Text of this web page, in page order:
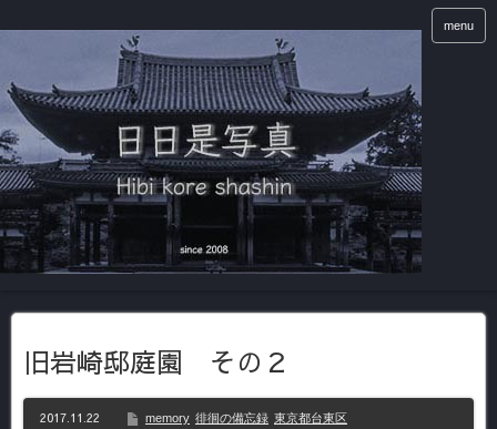
menu
旧岩崎邸庭園 その２
2017.11.22 memory 徘徊の備忘録 東京都台東区